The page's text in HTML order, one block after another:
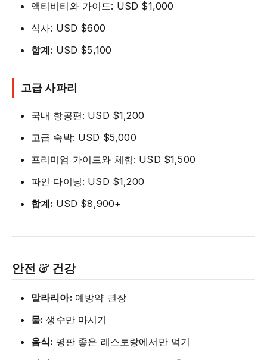
액티비티와 가이드: USD $1,000
식사: USD $600
합계: USD $5,100
고급 사파리
국내 항공편: USD $1,200
고급 숙박: USD $5,000
프리미엄 가이드와 체험: USD $1,500
파인 다이닝: USD $1,200
합계: USD $8,900+
안전 & 건강
말라리아: 예방약 권장
물: 생수만 마시기
음식: 평판 좋은 레스토랑에서만 먹기